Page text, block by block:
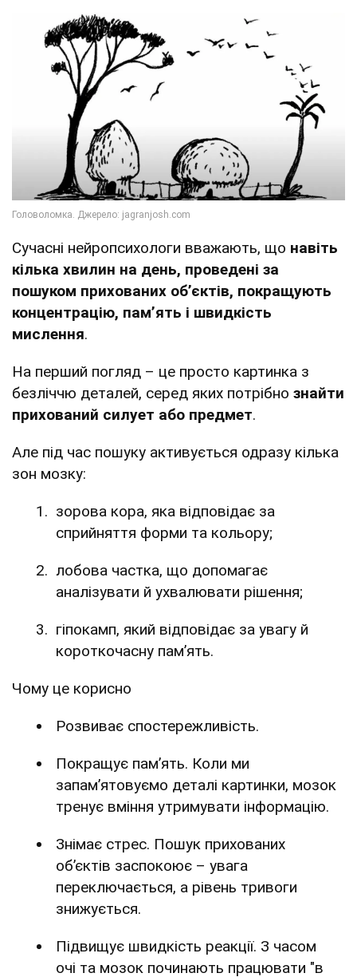
Сучасні нейропсихологи вважають, що навіть
кілька хвилин на день, проведені за
пошуком прихованих об’єктів, покращують
концентрацію, пам’ять і швидкість
мислення.
На перший погляд – це просто картинка з
безліччю деталей, серед яких потрібно знайти
прихований силует або предмет.
Але під час пошуку активується одразу кілька
зон мозку:
зорова кора, яка відповідає за
сприйняття форми та кольору;
лобова частка, що допомагає
аналізувати й ухвалювати рішення;
гіпокамп, який відповідає за увагу й
короткочасну пам’ять.
Чому це корисно
Розвиває спостережливість.
Покращує пам’ять. Коли ми
запам’ятовуємо деталі картинки, мозок
тренує вміння утримувати інформацію.
Знімає стрес. Пошук прихованих
об’єктів заспокоює – увага
переключається, а рівень тривоги
знижується.
Підвищує швидкість реакції. З часом
очі та мозок починають працювати "в